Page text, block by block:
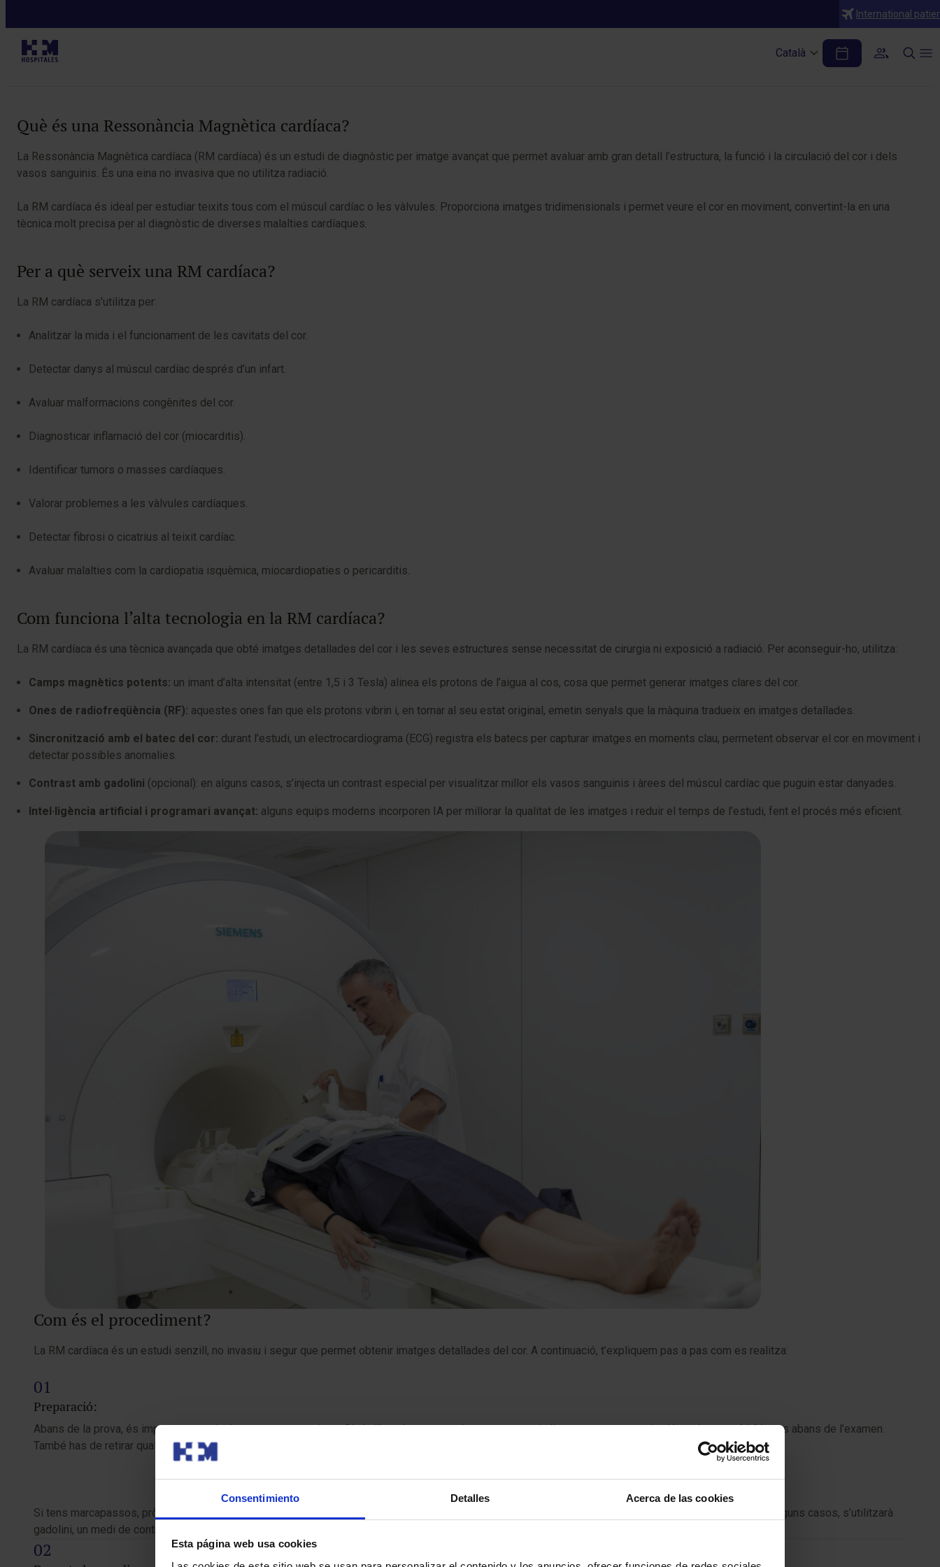
Consentimiento Detalles Acerca de las cookies
Esta página web usa cookies
International
Català
RM cardíaca
Què és una Ressonància Magnètica cardíaca?
La Ressonància Magnètica cardíaca (RM cardíaca) és un estudi de diagnòstic per imatge avançat que permet avaluar amb gran detall l’estructura, la funció i la circulació del cor i dels
vasos sanguinis. És una eina no invasiva que no utilitza radiació.
La RM cardíaca és ideal per estudiar teixits tous com el múscul cardíac o les vàlvules. Proporciona imatges tridimensionals i permet veure el cor en moviment, convertint-la en una
tècnica molt precisa per al diagnòstic de diverses malalties cardíaques.
Per a què serveix una RM cardíaca?
La RM cardíaca s’utilitza per:
Analitzar la mida i el funcionament de les cavitats del cor.
Detectar danys al múscul cardíac després d’un infart.
Avaluar malformacions congènites del cor.
Diagnosticar inflamació del cor (miocarditis).
Identificar tumors o masses cardíaques.
Valorar problemes a les vàlvules cardíaques.
Detectar fibrosi o cicatrius al teixit cardíac.
Avaluar malalties com la cardiopatia isquèmica, miocardiopaties o pericarditis.
Com funciona l’alta tecnologia en la RM cardíaca?
La RM cardíaca és una tècnica avançada que obté imatges detallades del cor i les seves estructures sense necessitat de cirurgia ni exposició a radiació. Per aconseguir-ho, utilitza:
Camps magnètics potents: un imant d’alta intensitat (entre 1,5 i 3 Tesla) alinea els protons de l’aigua al cos, cosa que permet generar imatges clares del cor.
Ones de radiofreqüència (RF): aquestes ones fan que els protons vibrin i, en tornar al seu estat original, emetin senyals que la màquina tradueix en imatges detallades.
Sincronització amb el batec del cor: durant l’estudi, un electrocardiograma (ECG) registra els batecs per capturar imatges en moments clau, permetent observar el cor en moviment i
detectar possibles anomalies.
Contrast amb gadolini (opcional): en alguns casos, s’injecta un contrast especial per visualitzar millor els vasos sanguinis i àrees del múscul cardíac que puguin estar danyades.
Intel·ligència artificial i programari avançat: alguns equips moderns incorporen IA per millorar la qualitat de les imatges i reduir el temps de l’estudi, fent el procés més eficient.
Com és el procediment?
La RM cardíaca és un estudi senzill, no invasiu i segur que permet obtenir imatges detallades del cor. A continuació, t’expliquem pas a pas com es realitza:
Preparació:
Abans de la prova, és important seguir algunes recomanacions. Si s’utilitzarà contrast, el teu metge pot indicar-te que no mengis ni beguis entre 4 i 6 hores abans de l’examen.
També has de retirar qualsevol objecte metàl·lic com joies, rellotges o pírcings, ja que poden interferir amb el funcionament de la ressonància.
Si tens marcapassos, pròtesis metàl·liques o altres implants, assegura’t d’informar el personal mèdic perquè prenguin les precaucions necessàries. En alguns casos, s’utilitzarà
gadolini, un medi de contrast intravenós que ajuda a ressaltar les imatges del cor i dels vasos sanguinis.